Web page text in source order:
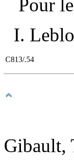
Pour
I.
C813/.54
Gibault,